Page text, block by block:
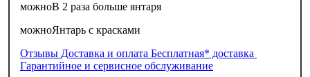
можноВ 2 раза больше янтаря
можноЯнтарь с красками
Отзывы Доставка и оплата Бесплатная* доставка
Гарантийное и сервисное обслуживание